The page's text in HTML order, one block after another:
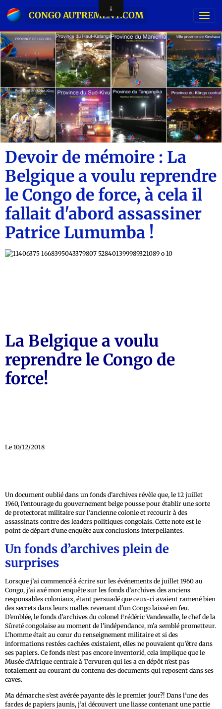
CONGO AUTREMENT.COM
Devoir de mémoire : La
Belgique a voulu reprendre
le Congo de force, à cela il
fallait d'abord assassiner
Patrice Lumumba !
La Belgique a voulu
reprendre le Congo de
force!
Le 10/12/2018
Un document oublié dans un fonds d’archives révèle que, le 12 juillet
1960, l’entourage du gouvernement belge pousse pour établir une sorte
de protectorat militaire sur l’ancienne colonie et recourir à des
assassinats contre des leaders politiques congolais. Cette note est le
point de départ d’une enquête aux conclusions interpellantes.
Un fonds d’archives plein de
surprises
Lorsque j’ai commencé à écrire sur les événements de juillet 1960 au
Congo, j’ai axé mon enquête sur les fonds d’archives des anciens
responsables coloniaux, étant persuadé que ceux-ci avaient ramené bien
des secrets dans leurs malles revenant d’un Congo laissé en feu.
D’emblée, le fonds d’archives du colonel Frédéric Vandewalle, le chef de la
Sûreté congolaise au moment de l’indépendance, m’a semblé prometteur.
L’homme était au cœur du renseignement militaire et si des
informations restées cachées existaient, elles ne pouvaient qu’être dans
ses papiers. Ce fonds n’est pas encore inventorié, cela implique que le
Musée d’Afrique centrale à Tervuren qui les a en dépôt n’est pas
totalement au courant du contenu des documents qui reposent dans ses
caves.
Ma démarche s’est avérée payante dès le premier jour?! Dans l’une des
fardes de papiers jaunis, j’ai découvert une liasse contenant une partie